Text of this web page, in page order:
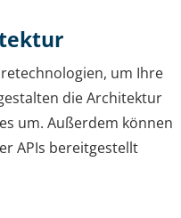
um Ihre
die Architektur
um. Außerdem können
APIs bereitgestellt